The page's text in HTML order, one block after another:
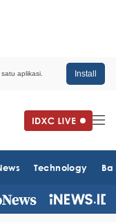
aplikasi. Install
Technology